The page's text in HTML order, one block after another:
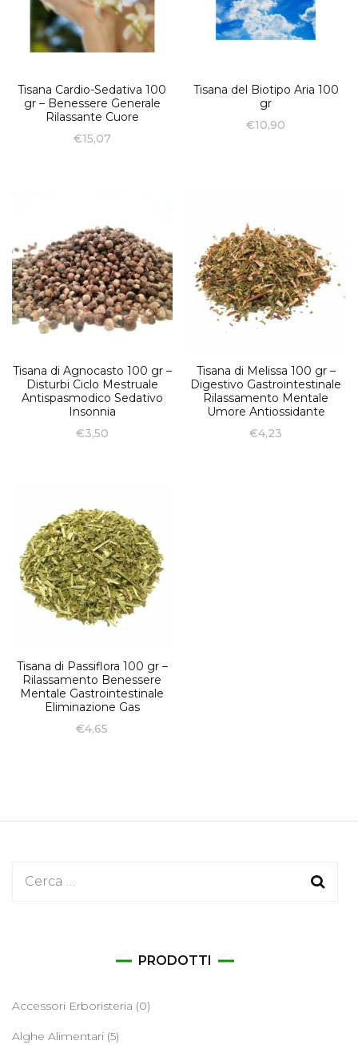
Tisana Cardio-Sedativa 100
gr – Benessere Generale
Rilassante Cuore
€15,07
Tisana del Biotipo Aria 100
gr
€10,90
Tisana di Agnocasto 100 gr –
Disturbi Ciclo Mestruale
Antispasmodico Sedativo
Insonnia
€3,50
Tisana di Melissa 100 gr –
Digestivo Gastrointestinale
Rilassamento Mentale
Umore Antiossidante
€4,23
Tisana di Passiflora 100 gr –
Rilassamento Benessere
Mentale Gastrointestinale
Eliminazione Gas
€4,65
Ricerca
PRODOTTI
Accessori Erboristeria (0)
Alghe Alimentari (5)